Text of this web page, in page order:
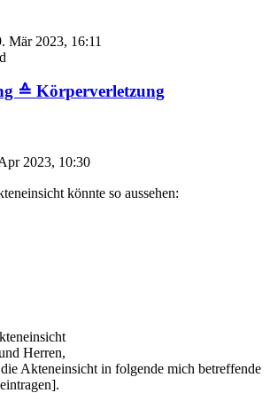
Mär 2023, 16:11
≙ Körperverletzung
2023, 10:30
könnte so aussehen:
Herren,
Akteneinsicht in folgende mich betreffende